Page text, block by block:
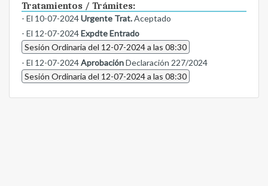
Tratamientos / Trámites:
- El 10-07-2024Urgente Trat.Aceptado
- El 12-07-2024Expdte Entrado
Sesión Ordinaria del 12-07-2024 a las 08:30
- El 12-07-2024AprobaciónDeclaración 227/2024
Sesión Ordinaria del 12-07-2024 a las 08:30